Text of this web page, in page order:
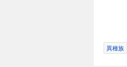
異種族